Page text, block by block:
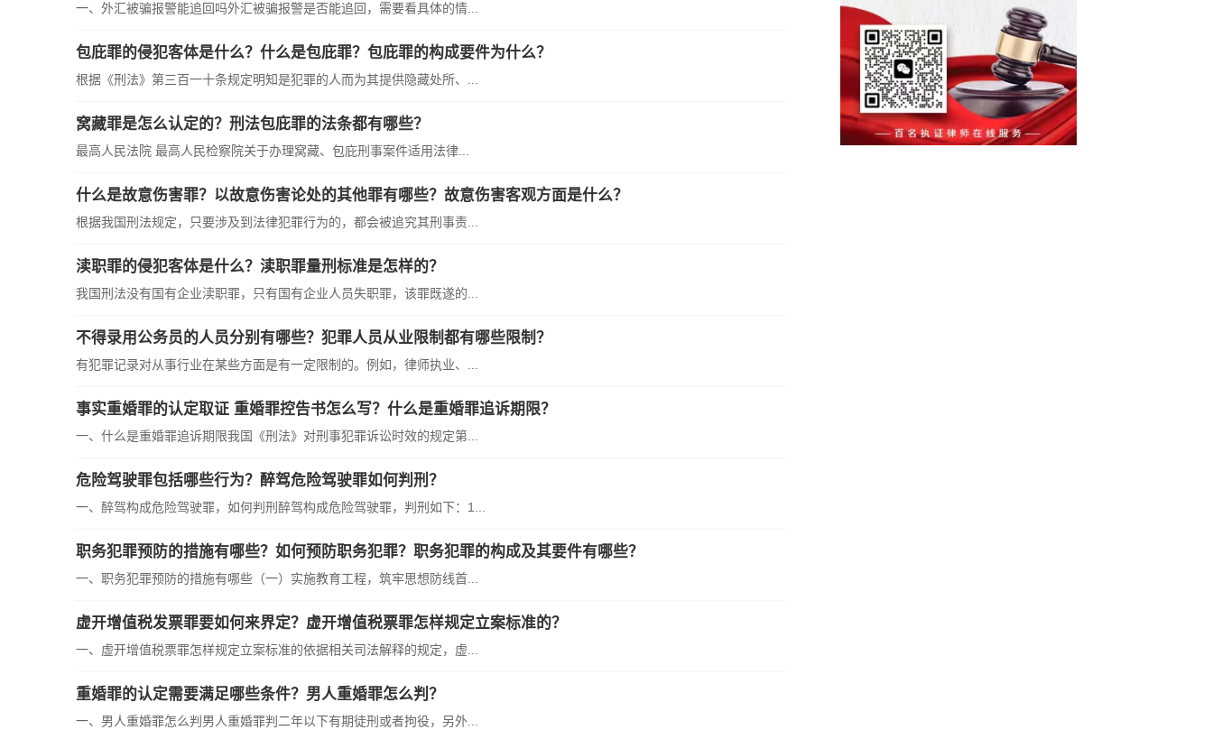
一、外汇被骗报警能追回吗外汇被骗报警是否能追回，需要看具体的情...
包庇罪的侵犯客体是什么？什么是包庇罪？包庇罪的构成要件为什么？
根据《刑法》第三百一十条规定明知是犯罪的人而为其提供隐藏处所、...
窝藏罪是怎么认定的？刑法包庇罪的法条都有哪些？
最高人民法院 最高人民检察院关于办理窝藏、包庇刑事案件适用法律...
什么是故意伤害罪？以故意伤害论处的其他罪有哪些？故意伤害客观方面是什么？
根据我国刑法规定，只要涉及到法律犯罪行为的，都会被追究其刑事责...
渎职罪的侵犯客体是什么？渎职罪量刑标准是怎样的？
我国刑法没有国有企业渎职罪，只有国有企业人员失职罪，该罪既遂的...
不得录用公务员的人员分别有哪些？犯罪人员从业限制都有哪些限制？
有犯罪记录对从事行业在某些方面是有一定限制的。例如，律师执业、...
事实重婚罪的认定取证 重婚罪控告书怎么写？什么是重婚罪追诉期限？
一、什么是重婚罪追诉期限我国《刑法》对刑事犯罪诉讼时效的规定第...
危险驾驶罪包括哪些行为？醉驾危险驾驶罪如何判刑？
一、醉驾构成危险驾驶罪，如何判刑醉驾构成危险驾驶罪，判刑如下：1...
职务犯罪预防的措施有哪些？如何预防职务犯罪？职务犯罪的构成及其要件有哪些？
一、职务犯罪预防的措施有哪些（一）实施教育工程，筑牢思想防线首...
虚开增值税发票罪要如何来界定？虚开增值税票罪怎样规定立案标准的？
一、虚开增值税票罪怎样规定立案标准的依据相关司法解释的规定，虚...
重婚罪的认定需要满足哪些条件？男人重婚罪怎么判？
一、男人重婚罪怎么判男人重婚罪判二年以下有期徒刑或者拘役，另外...